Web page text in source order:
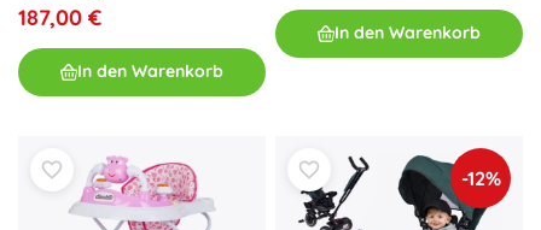
187,00 €
In den Warenkorb
In den Warenkorb
-12%